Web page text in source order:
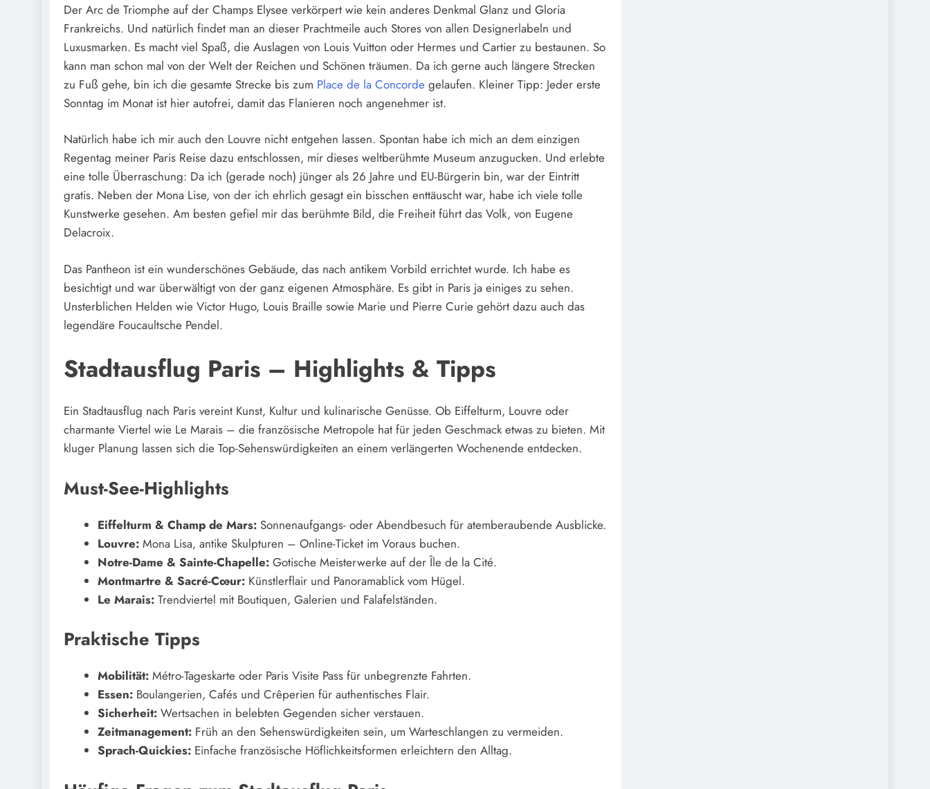
Der Arc de Triomphe auf der Champs Elysee verkörpert wie kein anderes Denkmal Glanz und Gloria
Frankreichs. Und natürlich findet man an dieser Prachtmeile auch Stores von allen Designerlabeln und
Luxusmarken. Es macht viel Spaß, die Auslagen von Louis Vuitton oder Hermes und Cartier zu bestaunen. So
kann man schon mal von der Welt der Reichen und Schönen träumen. Da ich gerne auch längere Strecken
zu Fuß gehe, bin ich die gesamte Strecke bis zum Place de la Concorde gelaufen. Kleiner Tipp: Jeder erste
Sonntag im Monat ist hier autofrei, damit das Flanieren noch angenehmer ist.
Natürlich habe ich mir auch den Louvre nicht entgehen lassen. Spontan habe ich mich an dem einzigen
Regentag meiner Paris Reise dazu entschlossen, mir dieses weltberühmte Museum anzugucken. Und erlebte
eine tolle Überraschung: Da ich (gerade noch) jünger als 26 Jahre und EU-Bürgerin bin, war der Eintritt
gratis. Neben der Mona Lise, von der ich ehrlich gesagt ein bisschen enttäuscht war, habe ich viele tolle
Kunstwerke gesehen. Am besten gefiel mir das berühmte Bild, die Freiheit führt das Volk, von Eugene
Delacroix.
Das Pantheon ist ein wunderschönes Gebäude, das nach antikem Vorbild errichtet wurde. Ich habe es
besichtigt und war überwältigt von der ganz eigenen Atmosphäre. Es gibt in Paris ja einiges zu sehen.
Unsterblichen Helden wie Victor Hugo, Louis Braille sowie Marie und Pierre Curie gehört dazu auch das
legendäre Foucaultsche Pendel.
Stadtausflug Paris – Highlights & Tipps
Ein Stadtausflug nach Paris vereint Kunst, Kultur und kulinarische Genüsse. Ob Eiffelturm, Louvre oder
charmante Viertel wie Le Marais – die französische Metropole hat für jeden Geschmack etwas zu bieten. Mit
kluger Planung lassen sich die Top-Sehenswürdigkeiten an einem verlängerten Wochenende entdecken.
Must-See-Highlights
Eiffelturm & Champ de Mars:Sonnenaufgangs- oder Abendbesuch für atemberaubende Ausblicke.
Louvre:Mona Lisa, antike Skulpturen – Online-Ticket im Voraus buchen.
Notre-Dame & Sainte-Chapelle:Gotische Meisterwerke auf der Île de la Cité.
Montmartre & Sacré-Cœur:Künstlerflair und Panoramablick vom Hügel.
Le Marais:Trendviertel mit Boutiquen, Galerien und Falafelständen.
Praktische Tipps
Mobilität:Métro-Tageskarte oder Paris Visite Pass für unbegrenzte Fahrten.
Essen:Boulangerien, Cafés und Crêperien für authentisches Flair.
Sicherheit:Wertsachen in belebten Gegenden sicher verstauen.
Zeitmanagement:Früh an den Sehenswürdigkeiten sein, um Warteschlangen zu vermeiden.
Sprach-Quickies:Einfache französische Höflichkeitsformen erleichtern den Alltag.